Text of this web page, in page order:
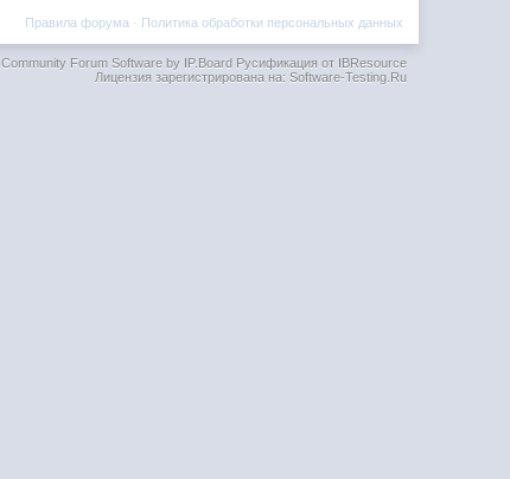
Политика обработки персональных данных
Правила форума ·
Community Forum Software by IP.BoardРусификация от IBResource
Лицензия зарегистрирована на: Software-Testing.Ru